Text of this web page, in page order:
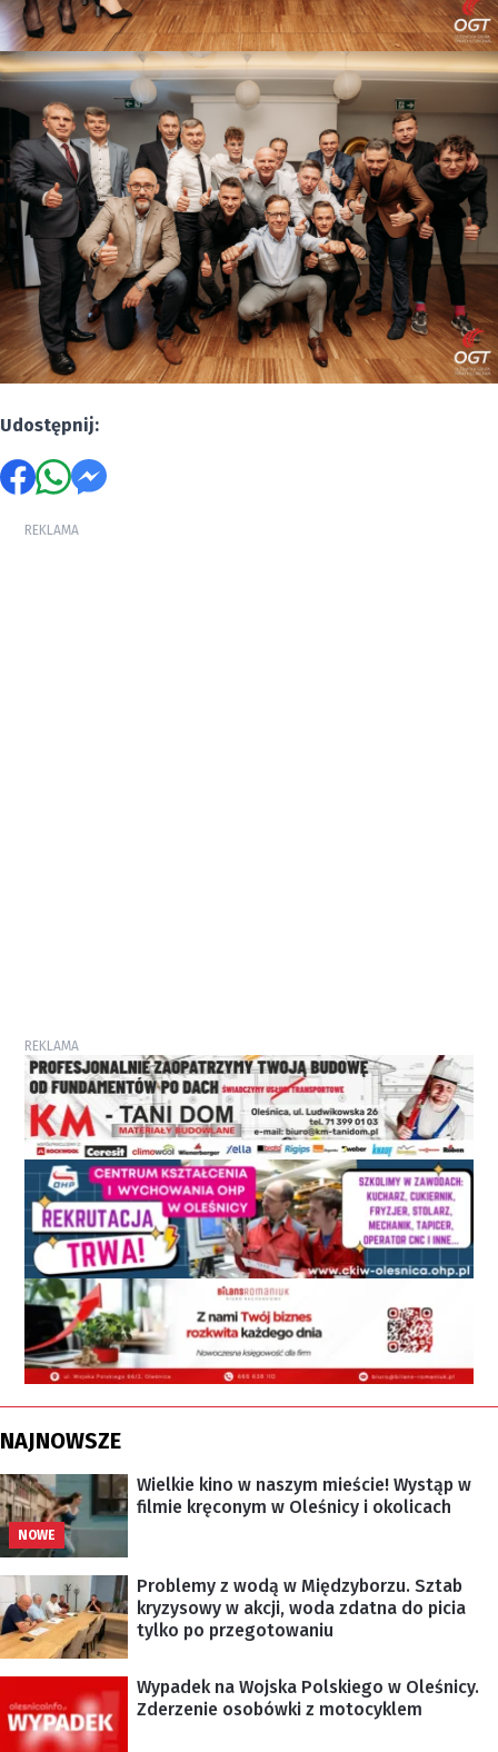
Udostępnij:
REKLAMA
REKLAMA
NAJNOWSZE
NOWE
Wielkie kino w naszym mieście! Wystąp w
filmie kręconym w Oleśnicy i okolicach
Problemy z wodą w Międzyborzu. Sztab
kryzysowy w akcji, woda zdatna do picia
tylko po przegotowaniu
Wypadek na Wojska Polskiego w Oleśnicy.
Zderzenie osobówki z motocyklem